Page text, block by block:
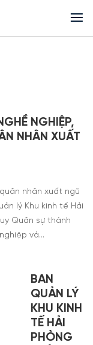
NGHIỆP,
NHÂN XUẤT
nhân xuất ngũ
lý Khu kinh tế Hải
Quân sự thành
và…
BAN
QUẢN LÝ
KHU KINH
TẾ HẢI
PHÒNG